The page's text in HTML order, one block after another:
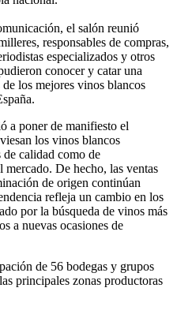
el salón reunió
responsables de compras,
especializados y otros
conocer y catar una
los mejores vinos blancos
a poner de manifiesto el
los vinos blancos
de calidad como de
De hecho, las ventas
de origen continúan
refleja un cambio en los
por la búsqueda de vinos más
a nuevas ocasiones de
de 56 bodegas y grupos
principales zonas productoras